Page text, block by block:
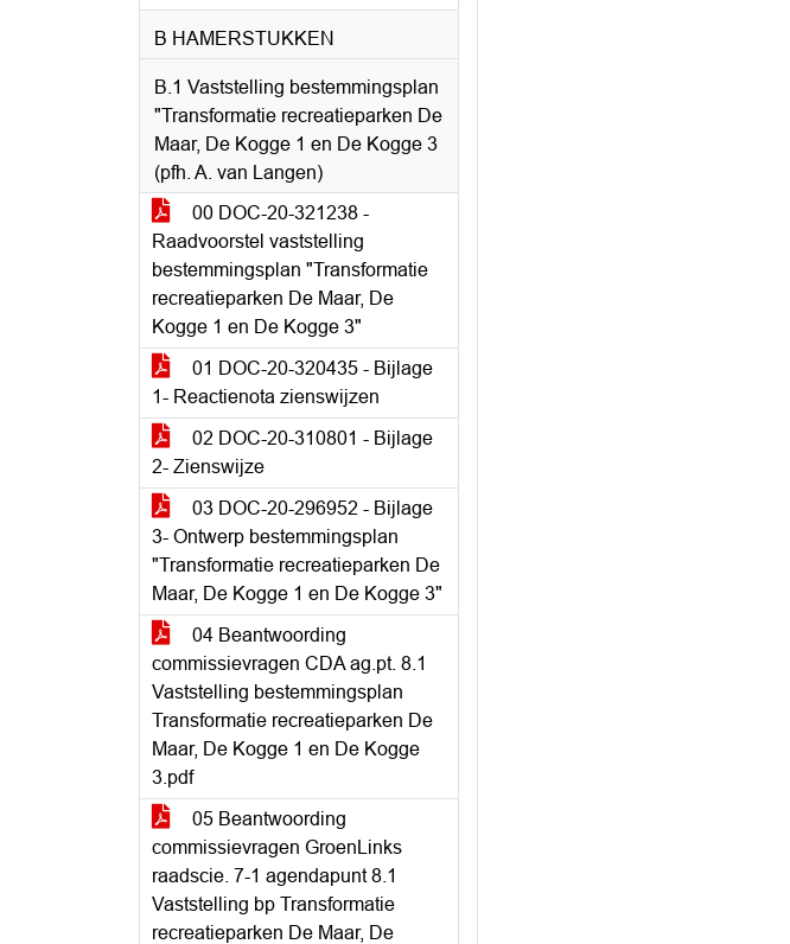
B HAMERSTUKKEN
B.1 Vaststelling bestemmingsplan
"Transformatie recreatieparken De
Maar, De Kogge 1 en De Kogge 3
(pfh. A. van Langen)
00 DOC-20-321238 -
Raadvoorstel vaststelling
bestemmingsplan "Transformatie
recreatieparken De Maar, De
Kogge 1 en De Kogge 3"
01 DOC-20-320435 - Bijlage
1- Reactienota zienswijzen
02 DOC-20-310801 - Bijlage
2- Zienswijze
03 DOC-20-296952 - Bijlage
3- Ontwerp bestemmingsplan
"Transformatie recreatieparken De
Maar, De Kogge 1 en De Kogge 3"
04 Beantwoording
commissievragen CDA ag.pt. 8.1
Vaststelling bestemmingsplan
Transformatie recreatieparken De
Maar, De Kogge 1 en De Kogge
3.pdf
05 Beantwoording
commissievragen GroenLinks
raadscie. 7-1 agendapunt 8.1
Vaststelling bp Transformatie
recreatieparken De Maar, De